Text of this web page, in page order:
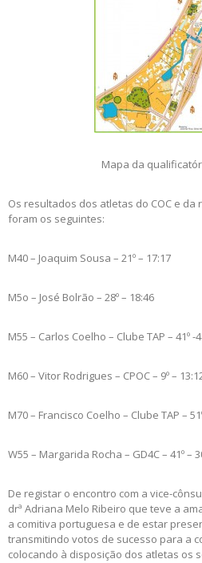
Mapa da
Os resultados dos atletas do COC e
foram os seguintes:
M40 – Joaquim Sousa – 21º – 17:17
M5o – José Bolrão – 28º – 18:46
M55 – Carlos Coelho – Clube TAP – 41º -
M60 – Vitor Rodrigues – CPOC – 9º –
M70 – Francisco Coelho – Clube TAP –
W55 – Margarida Rocha – GD4C – 41º –
De registar o encontro com a vice-
drª Adriana Melo Ribeiro que teve a
a comitiva portuguesa e de estar
transmitindo votos de sucesso para a
colocando à disposição dos atletas os